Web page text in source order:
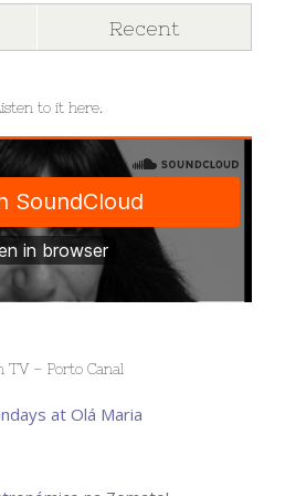
Recent
to it here.
TV – Porto Canal